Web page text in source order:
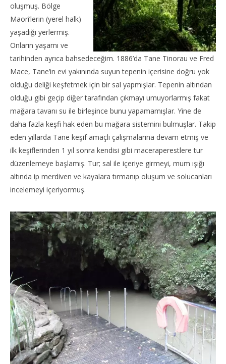
oluşmuş. Bölge
Maori’lerin (yerel halk)
yaşadığı yerlermiş.
Onların yaşamı ve
tarihinden ayrıca bahsedeceğim. 1886’da Tane Tinorau ve Fred
Mace, Tane’in evi yakınında suyun tepenin içerisine doğru yok
olduğu deliği keşfetmek için bir sal yapmışlar. Tepenin altından
olduğu gibi geçip diğer tarafından çıkmayı umuyorlarmış fakat
mağara tavanı su ile birleşince bunu yapamamışlar. Yine de
daha fazla keşfi hak eden bu mağara sistemini bulmuşlar. Takip
eden yıllarda Tane keşif amaçlı çalışmalarına devam etmiş ve
ilk keşiflerinden 1 yıl sonra kendisi gibi maceraperestlere tur
düzenlemeye başlamış. Tur; sal ile içeriye girmeyi, mum ışığı
altında ip merdiven ve kayalara tırmanıp oluşum ve solucanları
incelemeyi içeriyormuş.